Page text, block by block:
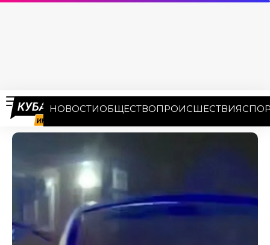
НОВОСТИОБЩЕСТВОПРОИСШЕСТВИЯ